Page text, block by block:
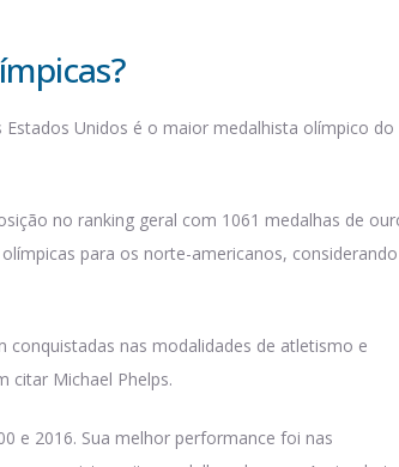
Unidos é o maior medalhista olímpico do
no ranking geral com 1061 medalhas de
para os norte-americanos,
conquistadas nas modalidades de atletismo e
citar Michael Phelps.
e 2016. Sua melhor performance foi nas